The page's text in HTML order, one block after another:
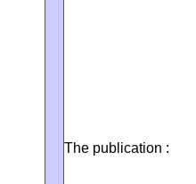
The publication :